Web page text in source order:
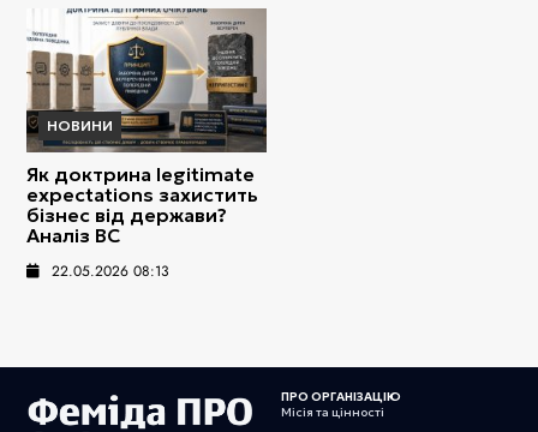
НОВИНИ
Як доктрина legitimate
expectations захистить
бізнес від держави?
Аналіз ВС
22.05.2026 08:13
ПРО ОРГАНІЗАЦІЮ
Місія та цінності